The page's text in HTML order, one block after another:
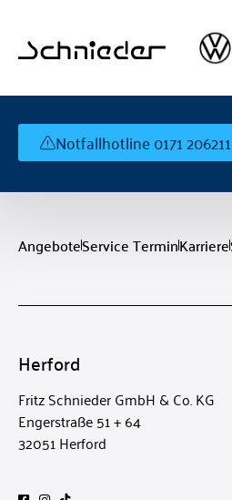
Notfallhotline 0171
AngeboteService TerminKarriere
Herford
Fritz Schnieder GmbH & Co. KG
Engerstraße 51 + 64
32051 Herford